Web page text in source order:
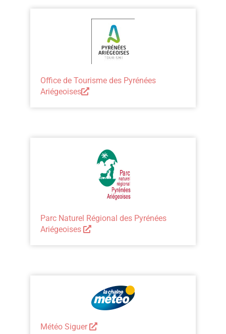
Office de Tourisme des Pyrénées
Ariégeoises
Parc Naturel Régional des Pyrénées
Ariégeoises
Météo Siguer